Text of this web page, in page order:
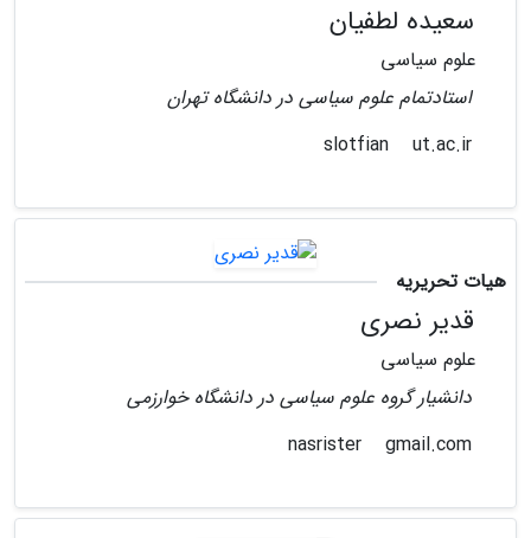
سعیده لطفیان
علوم سیاسی
استادتمام علوم سیاسی در دانشگاه تهران
ut.ac.ir
هیات تحریریه
قدیر نصری
علوم سیاسی
دانشیار گروه علوم سیاسی در دانشگاه خوارزمی
gmail.com